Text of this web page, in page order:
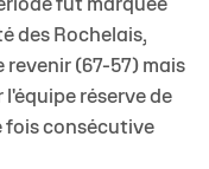
fut marquée
des Rochelais,
(67-57) mais
réserve de
fois consécutive